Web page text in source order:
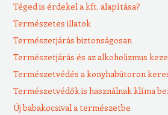
Téged is érdekel a kft. alapítása?
Természetes illatok
Természetjárás biztonságosan
Természetjárás és az alkoholizmus
Természetvédés a konyhabútoron
Természetvédők is használnak klíma
Új babakocsival a természetbe